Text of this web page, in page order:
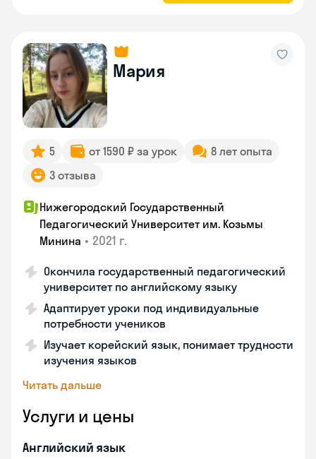
Мария
5 от 1590 ₽ за урок
8 лет опыта
3 отзыва
Нижегородский Государственный
Педагогический Университет им. Козьмы
Минина • 2021 г.
Окончила государственный педагогический
университет по английскому языку
Адаптирует уроки под индивидуальные
потребности учеников
Изучает корейский язык, понимает трудности
изучения языков
Читать дальше
Услуги и цены
Английский язык